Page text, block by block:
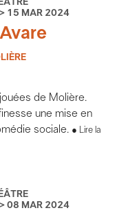
15 MAR 2024
de Molière.
une mise en
sociale.
Lire la
08 MAR 2024